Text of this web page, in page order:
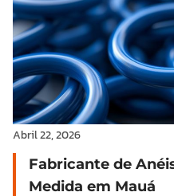
Abril 22, 2026
Fabricante de
Medida em Mauá